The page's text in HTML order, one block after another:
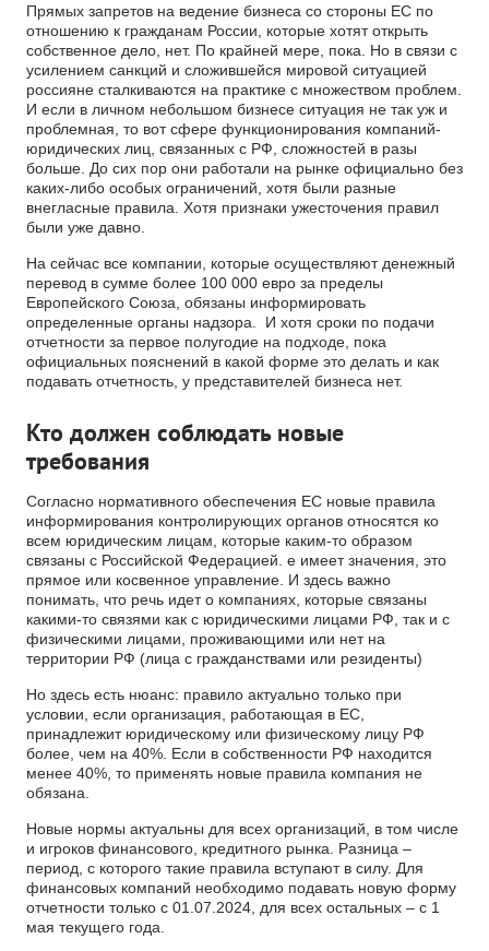
Прямых запретов на ведение бизнеса со стороны ЕС по
отношению к гражданам России, которые хотят открыть
собственное дело, нет. По крайней мере, пока. Но в связи с
усилением санкций и сложившейся мировой ситуацией
россияне сталкиваются на практике с множеством проблем.
И если в личном небольшом бизнесе ситуация не так уж и
проблемная, то вот сфере функционирования компаний-
юридических лиц, связанных с РФ, сложностей в разы
больше. До сих пор они работали на рынке официально без
каких-либо особых ограничений, хотя были разные
внегласные правила. Хотя признаки ужесточения правил
были уже давно.
На сейчас все компании, которые осуществляют денежный
перевод в сумме более 100 000 евро за пределы
Европейского Союза, обязаны информировать
определенные органы надзора. И хотя сроки по подачи
отчетности за первое полугодие на подходе, пока
официальных пояснений в какой форме это делать и как
подавать отчетность, у представителей бизнеса нет.
Кто должен соблюдать новые
требования
Согласно нормативного обеспечения ЕС новые правила
информирования контролирующих органов относятся ко
всем юридическим лицам, которые каким-то образом
связаны с Российской Федерацией. е имеет значения, это
прямое или косвенное управление. И здесь важно
понимать, что речь идет о компаниях, которые связаны
какими-то связями как с юридическими лицами РФ, так и с
физическими лицами, проживающими или нет на
территории РФ (лица с гражданствами или резиденты)
Но здесь есть нюанс: правило актуально только при
условии, если организация, работающая в ЕС,
принадлежит юридическому или физическому лицу РФ
более, чем на 40%. Если в собственности РФ находится
менее 40%, то применять новые правила компания не
обязана.
Новые нормы актуальны для всех организаций, в том числе
и игроков финансового, кредитного рынка. Разница –
период, с которого такие правила вступают в силу. Для
финансовых компаний необходимо подавать новую форму
отчетности только с 01.07.2024, для всех остальных – с 1
мая текущего года.